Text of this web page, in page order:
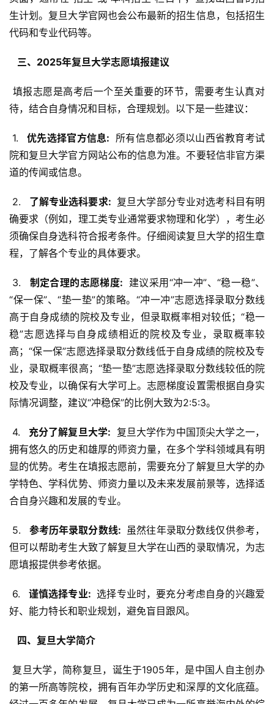
生计划。复旦大学官网也会公布最新的招生信息，包括招生
代码和专业代码等。
  三、2025年复旦大学志愿填报建议
待，结合自身情况和目标，合理规划。以下是一些建议：
1.
  优先选择官方信息:
所有信息都必须以山西省教育考试
院和复旦大学官方网站公布的信息为准。不要轻信非官方渠
道的传闻或信息。
2.
  了解专业选科要求:
复旦大学部分专业对选考科目有明
确要求（例如，理工类专业通常要求物理和化学），考生必
须确保自身选科符合报考条件。仔细阅读复旦大学的招生章
程，了解各个专业的具体要求。
3.
  制定合理的志愿梯度:
建议采用“冲一冲”、“稳一稳”、
“保一保”、“垫一垫”的策略。“冲一冲”志愿选择录取分数线
高于自身成绩的院校及专业，但录取概率相对较低；“稳一
稳”志愿选择与自身成绩相近的院校及专业，录取概率较
高；“保一保”志愿选择录取分数线低于自身成绩的院校及专
业，录取概率很高；“垫一垫”志愿选择录取分数线较低的院
校及专业，以确保有大学可上。志愿梯度设置需根据自身实
际情况调整，建议“冲稳保”的比例大致为2:5:3。
4.
  充分了解复旦大学:
复旦大学作为中国顶尖大学之一，
拥有悠久的历史和雄厚的师资力量，在多个学科领域具有明
显的优势。考生在填报志愿前，需要充分了解复旦大学的办
学特色、学科优势、师资力量以及未来发展前景等，选择适
合自身兴趣和发展的专业。
5.
  参考历年录取分数线:
虽然往年录取分数线仅供参考，
但可以帮助考生大致了解复旦大学在山西的录取情况，为志
愿填报提供参考依据。
6.
  谨慎选择专业:
选择专业时，要充分考虑自身的兴趣爱
好、能力特长和职业规划，避免盲目跟风。
  四、复旦大学简介
的第一所高等院校，拥有百年办学历史和深厚的文化底蕴。